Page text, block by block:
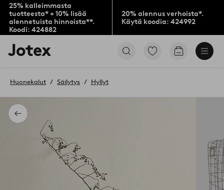
25% kalleimmasta
tuotteesta* + 10% lisää
alennetuista hinnoista**.
Koodi: 424882
20% alennus verhoista*.
Käytä koodia: 424992
Jotex-
logo
aloitussivulle
Siirry
Siirry
Takaisin
Huonekalut Säilytys Hyllyt